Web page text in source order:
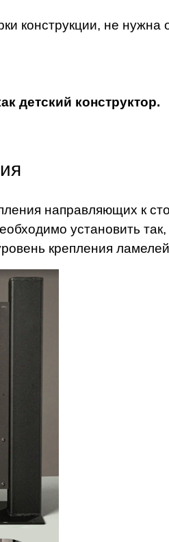
конструкции, не
детский конструктор.
направляющих к
установить
крепления